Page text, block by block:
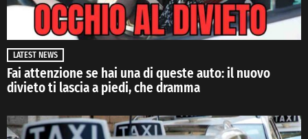
LATEST NEWS
Fai attenzione se hai una di queste auto: il nuovo
divieto ti lascia a piedi, che dramma